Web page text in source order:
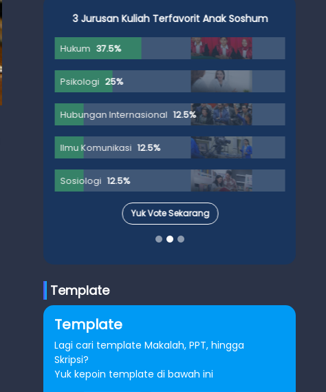
3 Jurusan Kuliah Terfavorit Anak Soshum
Hukum 37.5%
Psikologi 25%
Hubungan Internasional 12.5%
Ilmu Komunikasi 12.5%
Sosiologi 12.5%
Yuk Vote Sekarang
Template
Template
Lagi cari template Makalah, PPT, hingga
Skripsi?
Yuk kepoin template di bawah ini